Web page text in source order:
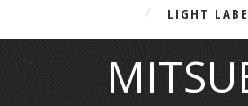
LIGHT